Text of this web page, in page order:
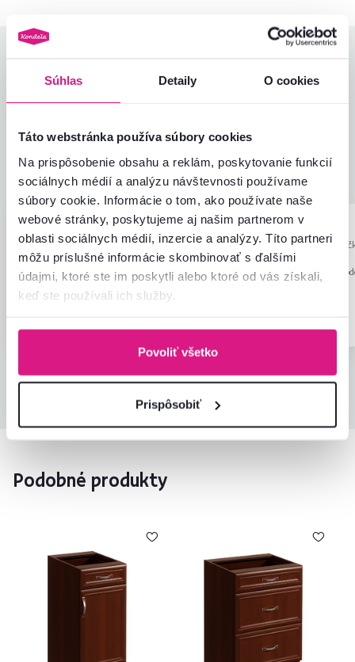
Súhlas Detaily O cookies
Táto webstránka používa súbory cookies
Na prispôsobenie obsahu a reklám, poskytovanie funkcií
sociálnych médií a analýzu návštevnosti používame
súbory cookie. Informácie o tom, ako používate naše
webové stránky, poskytujeme aj našim partnerom v
oblasti sociálnych médií, inzercie a analýzy. Títo partneri
môžu príslušné informácie skombinovať s ďalšími
údajmi, ktoré ste im poskytli alebo ktoré od vás získali,
keď ste používali ich služby.
Povoliť všetko
Prispôsobiť
Zodpovedá očakávaniam
Pomer hodnoty a ceny
B
Béla P.
9.12.2023, Szigethalom,
Maďarsko
hviezdičiek
M
25.10.2023,
Slovinsko
Recenzia pre rovnaký
Všetky recenzie
Podobné produkty